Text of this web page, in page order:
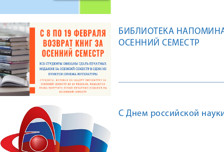
БИБЛИОТЕКА
ОСЕННИЙ СЕМЕСТР
С Днем российской